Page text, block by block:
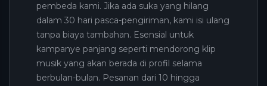
pembeda kami. Jika ada suka yang hilang
dalam 30 hari pasca-pengiriman, kami isi ulang
tanpa biaya tambahan. Esensial untuk
kampanye panjang seperti mendorong klip
musik yang akan berada di profil selama
berbulan-bulan. Pesanan dari 10 hingga